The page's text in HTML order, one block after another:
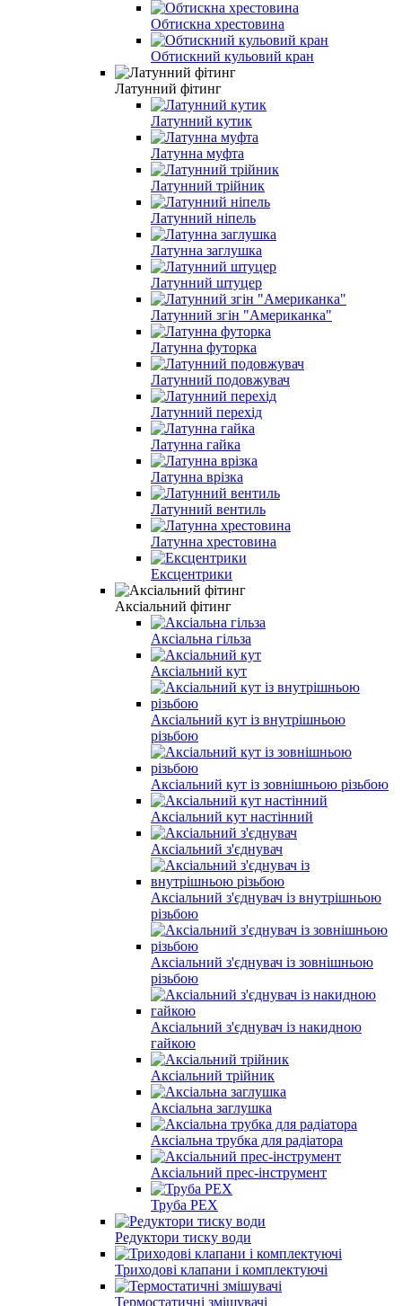
Обтискна хрестовина
Обтискний кульовий кран
Латунний фітинг
Латунний кутик
Латунна муфта
Латунний трійник
Латунний ніпель
Латунна заглушка
Латунний штуцер
Латунний згін "Американка"
Латунна футорка
Латунний подовжувач
Латунний перехід
Латунна гайка
Латунна врізка
Латунний вентиль
Латунна хрестовина
Ексцентрики
Аксіальний фітинг
Аксіальна гільза
Аксіальний кут
Аксіальний кут із внутрішньою
різьбою
Аксіальний кут із зовнішньою різьбою
Аксіальний кут настінний
Аксіальний з'єднувач
Аксіальний з'єднувач із внутрішньою
різьбою
Аксіальний з'єднувач із зовнішньою
різьбою
Аксіальний з'єднувач із накидною
гайкою
Аксіальний трійник
Аксіальна заглушка
Аксіальна трубка для радіатора
Аксіальний прес-інструмент
Труба PEX
Редуктори тиску води
Триходові клапани і комплектуючі
Термостатичні змішувачі